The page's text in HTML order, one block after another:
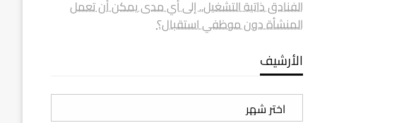
الفنادق ذاتية التشغيل.. إلى أي مدى يمكن أن تعمل
المنشأة دون موظفي استقبال؟
الأرشيف
الأرشيف